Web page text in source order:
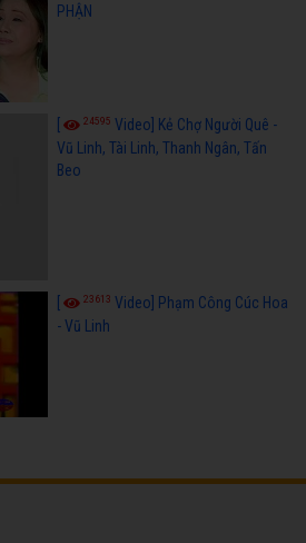
PHẬN
24595 Video] Kẻ Chợ Người Quê -
Vũ Linh, Tài Linh, Thanh Ngân, Tấn
Beo
23613 Video] Phạm Công Cúc Hoa
- Vũ Linh